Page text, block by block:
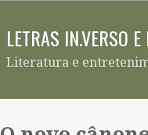
LETRAS IN.VERSO E
Literatura e